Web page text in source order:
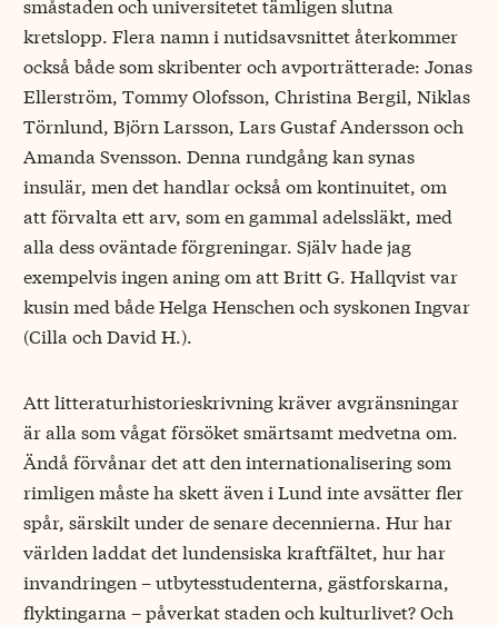
kretslopp. Flera namn i nutidsavsnittet återkommer
också både som skribenter och avporträtterade: Jonas
Ellerström, Tommy Olofsson, Christina Bergil, Niklas
Törnlund, Björn Larsson, Lars Gustaf Andersson och
Amanda Svensson. Denna rundgång kan synas
insulär, men det handlar också om kontinuitet, om
att förvalta ett arv, som en gammal adelssläkt, med
alla dess oväntade förgreningar. Själv hade jag
exempelvis ingen aning om att Britt G. Hallqvist var
kusin med både Helga Henschen och syskonen Ingvar
(Cilla och David H.).
Att litteraturhistorieskrivning kräver avgränsningar
är alla som vågat försöket smärtsamt medvetna om.
Ändå förvånar det att den internationalisering som
rimligen måste ha skett även i Lund inte avsätter fler
spår, särskilt under de senare decennierna. Hur har
världen laddat det lundensiska kraftfältet, hur har
invandringen – utbytesstudenterna, gästforskarna,
flyktingarna – påverkat staden och kulturlivet? Och